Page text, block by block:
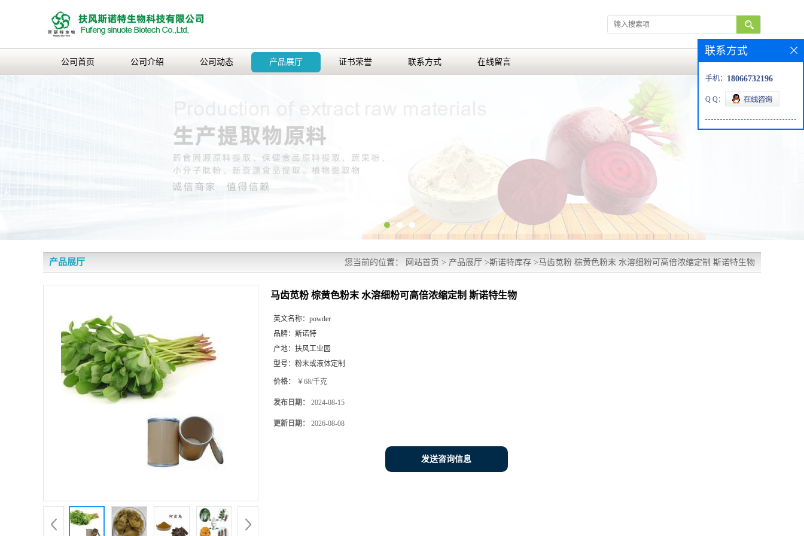
公司首页 公司介绍 公司动态 产品展厅 证书荣誉 联系方式 在线留言
产品展厅 您当前的位置： 网站首页 > 产品展厅 >斯诺特库存 >马齿苋粉 棕黄色粉末 水溶细粉可高倍浓缩定制 斯诺特生物
马齿苋粉 棕黄色粉末 水溶细粉可高倍浓缩定制 斯诺特生物
英文名称： powder
品牌： 斯诺特
产地： 扶风工业园
型号： 粉末或液体定制
价格： ￥68/千克
发布日期： 2024-08-15
更新日期： 2026-08-08
发送咨询信息
联系方式
手机： 18066732196
Q Q：